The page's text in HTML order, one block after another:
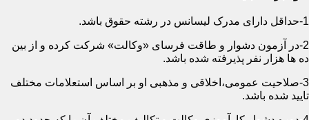
1-حداقل دارای مدرک لیسانس در رشته حقوق باشد.
2-در آزمون دشوار و طاقت فرسای «وکالت» شرکت کرده و از بین
ده ها هزار نفر پذیرفته شده باشد.
3-صلاحیت عمومی،اخلاقی و مذهبی او بر اساس استعلامات مختلف
تایید شده باشد.